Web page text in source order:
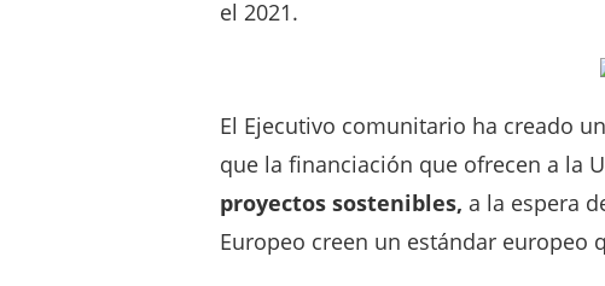
el 2021.
El Ejecutivo comunitario ha creado
que la financiación que ofrecen a la
proyectos sostenibles, a la espera
Europeo creen un estándar europeo